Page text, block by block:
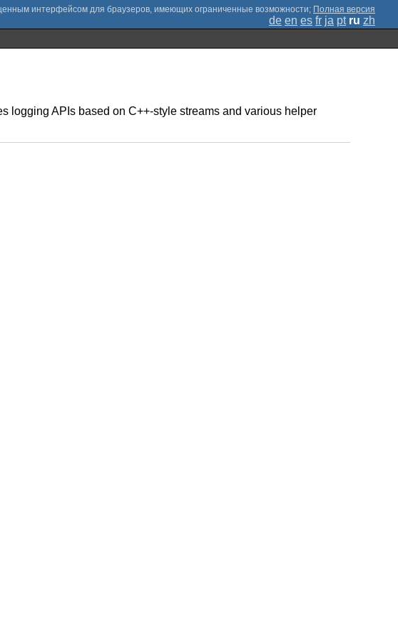
; Полная версия
de en es fr ja pt ru zh
logging APIs based on C++-style streams and various helper